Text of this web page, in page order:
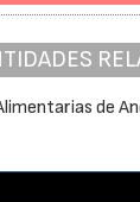
de